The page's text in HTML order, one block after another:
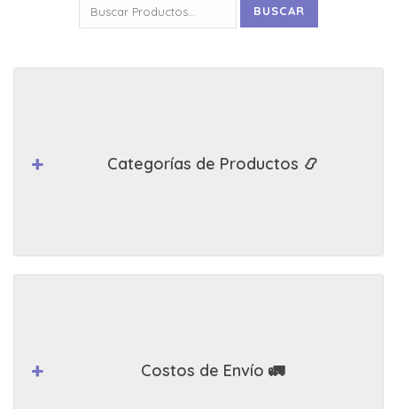
por:
BUSCAR
Categorías de Productos 📿
Costos de Envío 🚛